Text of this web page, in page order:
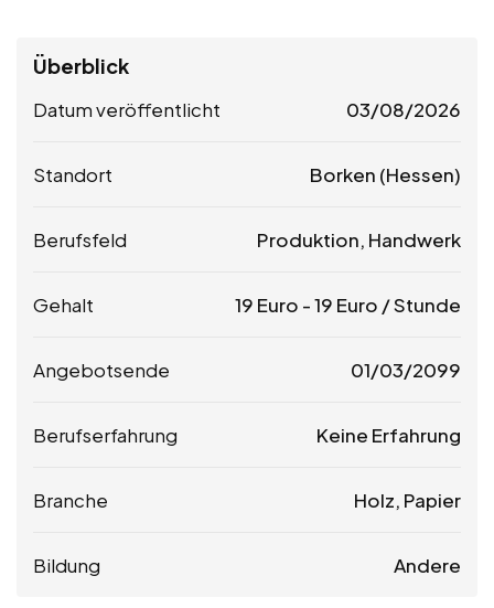
Überblick
Datum veröffentlicht 03/08/2026
Standort Borken (Hessen)
Berufsfeld Produktion, Handwerk
Gehalt 19 Euro -19 Euro / Stunde
Angebotsende 01/03/2099
Berufserfahrung Keine Erfahrung
Branche Holz, Papier
Bildung Andere